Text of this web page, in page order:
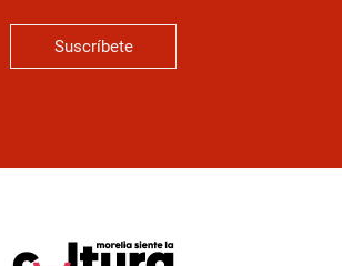
Suscríbete